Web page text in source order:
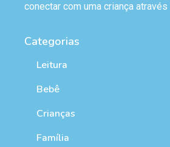
conectar com uma criança através
Categorias
Leitura
Bebê
Crianças
Família